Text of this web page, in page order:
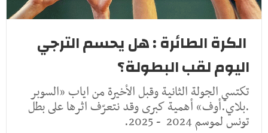
الكرة الطائرة : هل يحسم الترجي
اليوم لقب البطولة؟
تكتسي الجولة الثانية وقبل الأخيرة من اياب «السوبر
.بلاي.أوف» أهمية كبرى وقد نتعرّف اثرها على بطل
تونس لموسم 2024 - 2025.